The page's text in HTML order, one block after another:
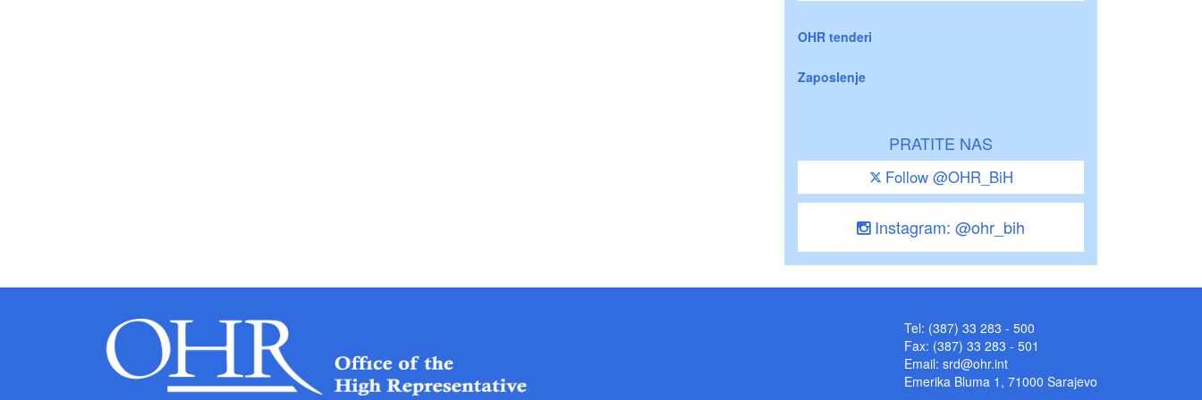
OHR tenderi
Zaposlenje
PRATITE NAS
Follow @OHR_BiH
Instagram: @ohr_bih
Tel: (387) 33 283 - 500
Fax: (387) 33 283 - 501
Email: srd@ohr.int
Emerika Bluma 1, 71000 Sarajevo